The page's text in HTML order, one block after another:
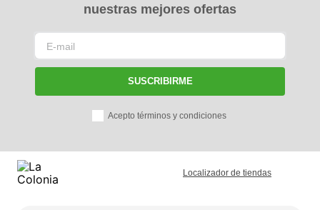
nuestras mejores ofertas
SUSCRIBIRME
Acepto términos y condiciones
Localizador de tiendas